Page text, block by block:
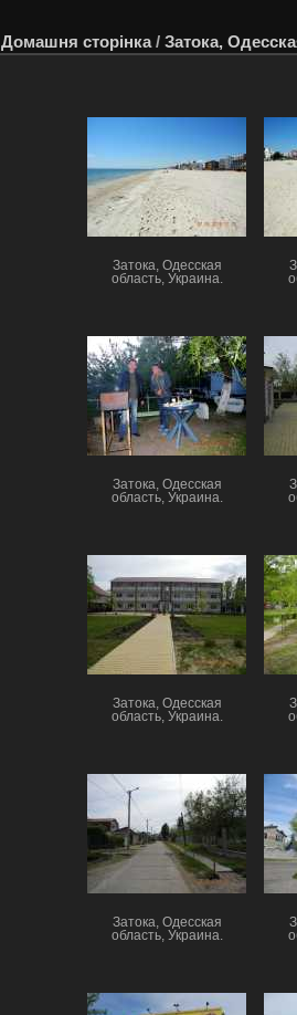
Домашня сторінка/ Затока,
Затока, Одесская
область, Украина.
Затока, Одесская
область, Украина.
Затока, Одесская
область, Украина.
Затока, Одесская
область, Украина.